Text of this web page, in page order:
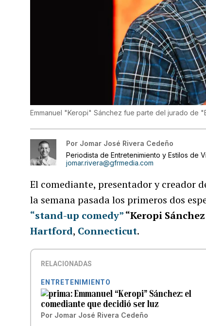
Emmanuel "Keropi" Sánchez fue parte del jurado de
Por Jomar José Rivera Cedeño
Periodista de Entretenimiento y Estilos de
jomar.rivera@gfrmedia.com
El comediante, presentador y creador
la semana pasada los primeros dos
“stand-up comedy”“Keropi
Hartford, Connecticut.
RELACIONADAS
ENTRETENIMIENTO
Emmanuel “Keropi” Sánchez: el
comediante que decidió ser luz
Por Jomar José Rivera Cedeño